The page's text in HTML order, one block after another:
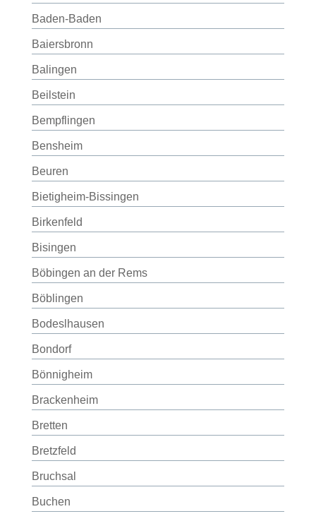
Baden-Baden
Baiersbronn
Balingen
Beilstein
Bempflingen
Bensheim
Beuren
Bietigheim-Bissingen
Birkenfeld
Bisingen
Böbingen an der Rems
Böblingen
Bodeslhausen
Bondorf
Bönnigheim
Brackenheim
Bretten
Bretzfeld
Bruchsal
Buchen